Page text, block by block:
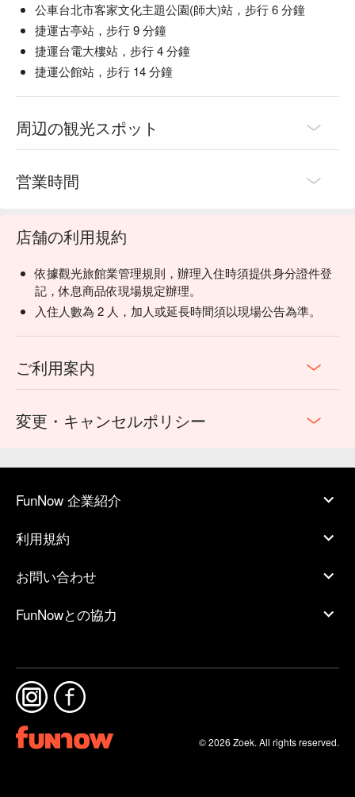
公車台北市客家文化主題公園(師大)站，步行 6 分鐘
捷運古亭站，步行 9 分鐘
捷運台電大樓站，步行 4 分鐘
捷運公館站，步行 14 分鐘
周辺の観光スポット
営業時間
店舗の利用規約
依據觀光旅館業管理規則，辦理入住時須提供身分證件登
記，休息商品依現場規定辦理。
入住人數為 2 人，加人或延長時間須以現場公告為準。
ご利用案内
変更・キャンセルポリシー
FunNow 企業紹介
利用規約
お問い合わせ
FunNowとの協力
© 2026 Zoek. All rights reserved.